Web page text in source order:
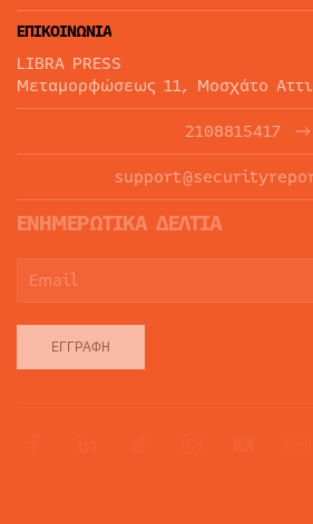
ΕΠΙΚΟΙΝΩΝΙΑ
LIBRA PRESS
Μεταμορφώσεως 11, Μοσχάτο
2108815417
ΕΝΗΜΕΡΩΤΙΚΑ ΔΕΛΤΙΑ
ΕΓΓΡΑΦΉ